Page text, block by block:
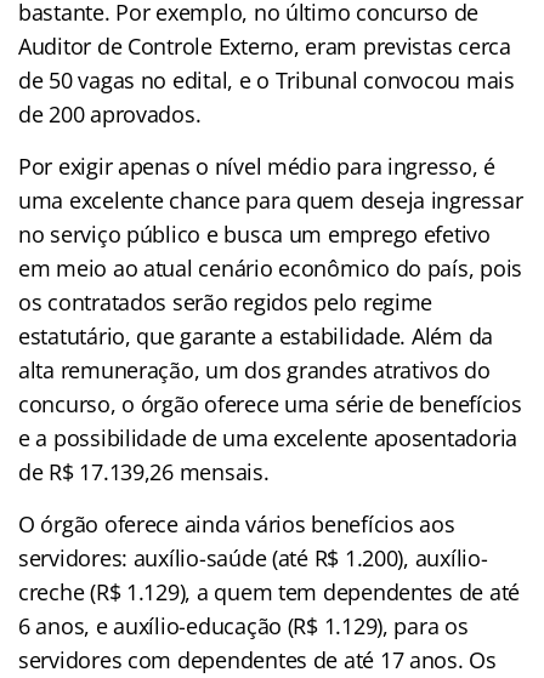
bastante. Por exemplo, no último concurso de
Auditor de Controle Externo, eram previstas cerca
de 50 vagas no edital, e o Tribunal convocou mais
de 200 aprovados.
Por exigir apenas o nível médio para ingresso, é
uma excelente chance para quem deseja ingressar
no serviço público e busca um emprego efetivo
em meio ao atual cenário econômico do país, pois
os contratados serão regidos pelo regime
estatutário, que garante a estabilidade. Além da
alta remuneração, um dos grandes atrativos do
concurso, o órgão oferece uma série de benefícios
e a possibilidade de uma excelente aposentadoria
de R$ 17.139,26 mensais.
O órgão oferece ainda vários benefícios aos
servidores: auxílio-saúde (até R$ 1.200), auxílio-
creche (R$ 1.129), a quem tem dependentes de até
6 anos, e auxílio-educação (R$ 1.129), para os
servidores com dependentes de até 17 anos. Os